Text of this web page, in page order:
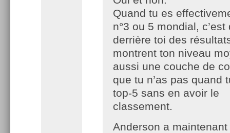
Quand tu es
n°3 ou 5 mondial,
derrière toi des
montrent ton niveau
aussi une couche de
que tu n’as pas quand
top-5 sans en avoir le
classement.
Anderson a